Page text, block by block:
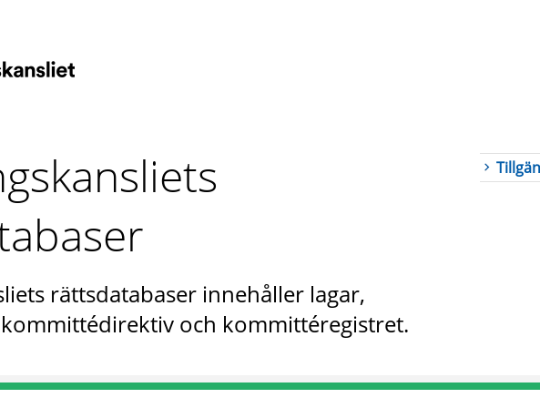
rättsdatabaser innehåller lagar,
och kommittéregistret.